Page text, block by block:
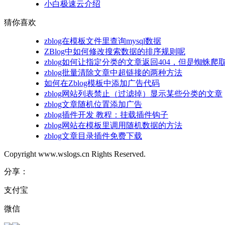
小白极速云介绍
猜你喜欢
zblog在模板文件里查询mysql数据
ZBlog中如何修改搜索数据的排序规则呢
zblog如何让指定分类的文章返回404，但是蜘蛛爬
zblog批量清除文章中超链接的两种方法
如何在Zblog模板中添加广告代码
zblog网站列表禁止（过滤掉）显示某些分类的文章
zblog文章随机位置添加广告
zblog插件开发 教程：挂载插件钩子
zblog网站在模板里调用随机数据的方法
zblog文章目录插件免费下载
Copyright www.wslogs.cn Rights Reserved.
分享：
支付宝
微信